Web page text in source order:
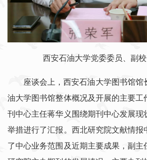
西安石油大学党委委员、副
座谈会上，西安石油大学图书馆馆
油大学图书馆整体概况及开展的主要工
刊中心主任蒋华义围绕期刊中心发展现
举措进行了汇报。西北研究院文献情报
了中心业务范围及近期主要成果，副主